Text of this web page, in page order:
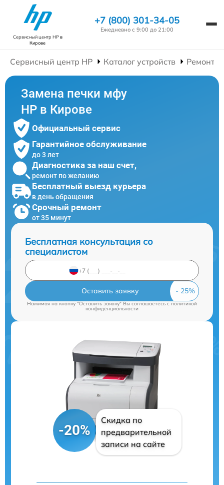
Сервисный центр HPв
Кирове
+7 (800) 301-34-05
Ежедневно с 9:00 до 21:00
Сервисный центр HP Каталог устройств Ремонт
Замена печки мфу
HP в Кирове
Официальный сервис
Гарантийное обслуживание
до 3 лет
Диагностика за наш счет,
ремонт по желанию
Бесплатный выезд курьера
в день обращения
Срочный ремонт
от 35 минут
Бесплатная консультация со
специалистом
Оставить заявку
Нажимая на кнопку "Оставить заявку" Вы соглашаетесь cполитикой
конфиденциальности
-20%
Скидка по
предварительной
записи на сайте